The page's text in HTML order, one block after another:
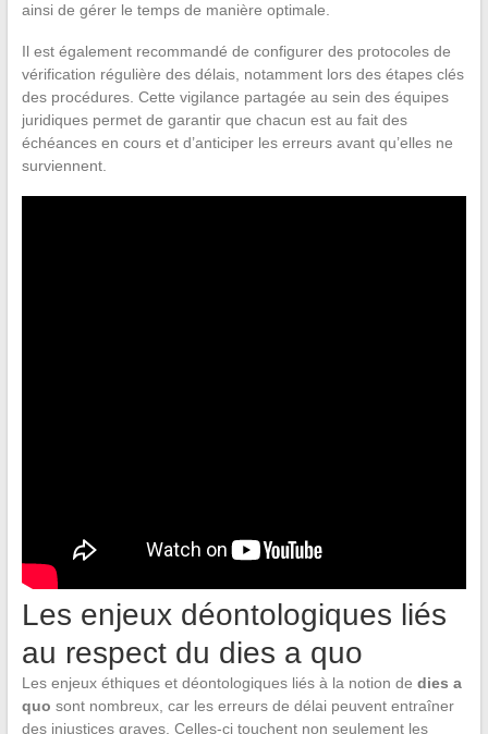
ainsi de gérer le temps de manière optimale.
Il est également recommandé de configurer des protocoles de
vérification régulière des délais, notamment lors des étapes clés
des procédures. Cette vigilance partagée au sein des équipes
juridiques permet de garantir que chacun est au fait des
échéances en cours et d’anticiper les erreurs avant qu’elles ne
surviennent.
Les enjeux déontologiques liés
au respect du dies a quo
Les enjeux éthiques et déontologiques liés à la notion de dies a
quo sont nombreux, car les erreurs de délai peuvent entraîner
des injustices graves. Celles-ci touchent non seulement les